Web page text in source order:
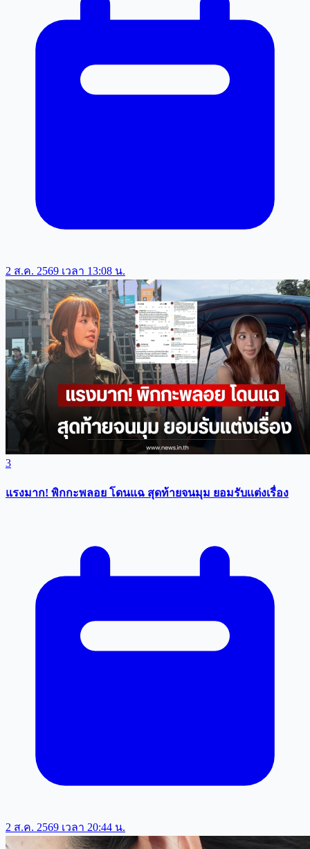
2 ส.ค. 2569 เวลา 13:08 น.
3
แรงมาก! พิกกะพลอย โดนแฉ สุดท้ายจนมุม ยอมรับเเต่งเรื่อง
2 ส.ค. 2569 เวลา 20:44 น.